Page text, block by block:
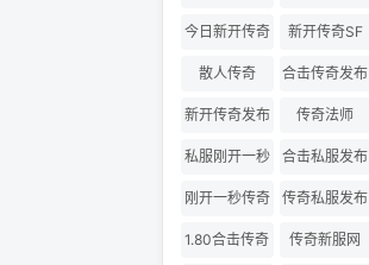
奇
今日新开传奇 新开传奇SF
散人传奇
合击传奇发布
网
新开传奇发布
网
传奇法师
私服刚开一秒
合击私服发布
网
刚开一秒传奇
传奇私服发布
网
1.80合击传奇 传奇新服网